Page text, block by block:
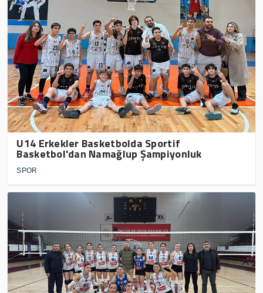
U14 Erkekler Basketbolda Sportif
Basketbol'dan Namağlup Şampiyonluk
SPOR